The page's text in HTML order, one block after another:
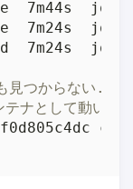
見つからない...
ナとして動いて